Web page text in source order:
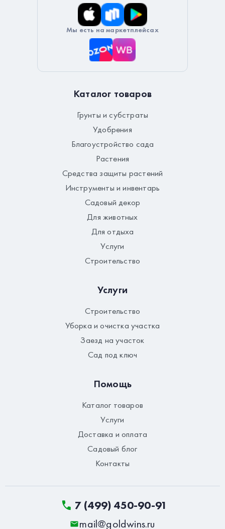
Мы есть на маркетплейсах
Каталог товаров
Грунты и субстраты
Удобрения
Благоустройство сада
Растения
Средства защиты растений
Инструменты и инвентарь
Садовый декор
Для животных
Для отдыха
Услуги
Строительство
Услуги
Строительство
Уборка и очистка участка
Заезд на участок
Сад под ключ
Помощь
Каталог товаров
Услуги
Доставка и оплата
Садовый блог
Контакты
7 (499) 450-90-91
mail@goldwins.ru